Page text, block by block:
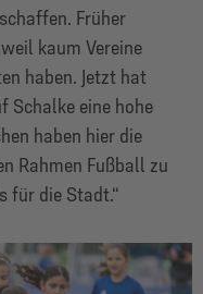
Früher
kaum Vereine
haben. Jetzt hat
Schalke eine hohe
haben hier die
Rahmen Fußball zu
für die Stadt.“